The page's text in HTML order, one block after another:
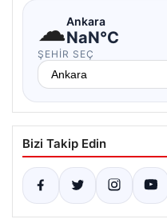
☁Ankara
NaN°C
ŞEHIR SEÇ
Bizi Takip Edin